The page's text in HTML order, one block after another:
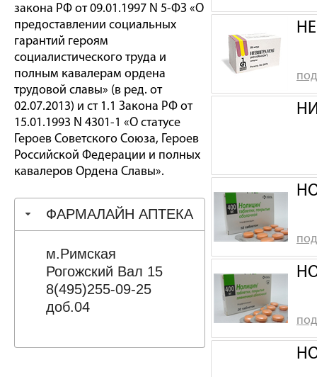
закона РФ от 09.01.1997 N 5-ФЗ «О
предоставлении социальных
гарантий героям
социалистического труда и
полным кавалерам ордена
трудовой славы» (в ред. от
02.07.2013) и ст 1.1 Закона РФ от
15.01.1993 N 4301-1 «О статусе
Героев Советского Союза, Героев
Российской Федерации и полных
кавалеров Ордена Славы».
ФАРМАЛАЙН АПТЕКА
м.Римская
Рогожский Вал 15
8(495)255-09-25
доб.04